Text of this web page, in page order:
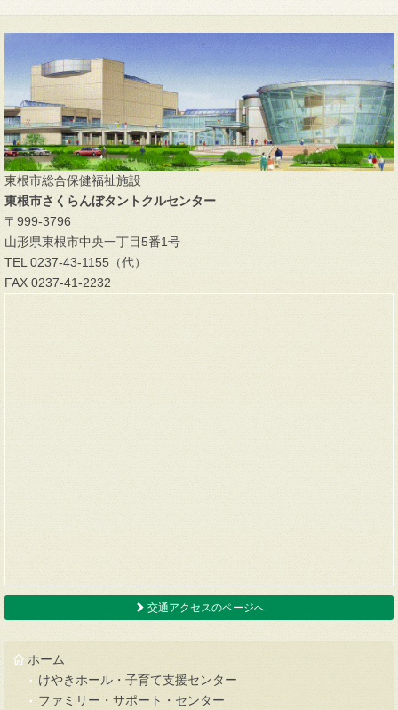
東根市総合保健福祉施設
東根市さくらんぼタントクルセンター
〒999-3796
山形県東根市中央一丁目5番1号
TEL 0237-43-1155（代）
FAX 0237-41-2232
交通アクセスのページへ
ホーム
けやきホール・子育て支援センター
ファミリー・サポート・センター